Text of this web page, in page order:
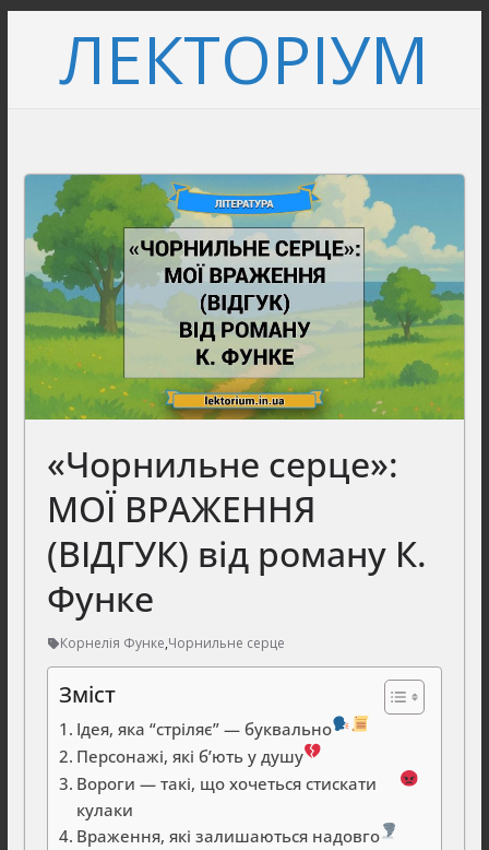
вмістуЛЕКТОРІУМ
«Чорнильне серце»:
МОЇ ВРАЖЕННЯ
(ВІДГУК) від роману К.
Функе
Корнелія Функе,Чорнильне серце
Зміст
Ідея, яка “стріляє” — буквально
Персонажі, які б’ють у душу
Вороги — такі, що хочеться стискати
кулаки
Враження, які залишаються надовго